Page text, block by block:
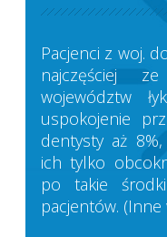
Pacjenci z woj.
najczęściej
województw
uspokojenie
dentysty aż
ich tylko
po takie
pacjentów. (Inne